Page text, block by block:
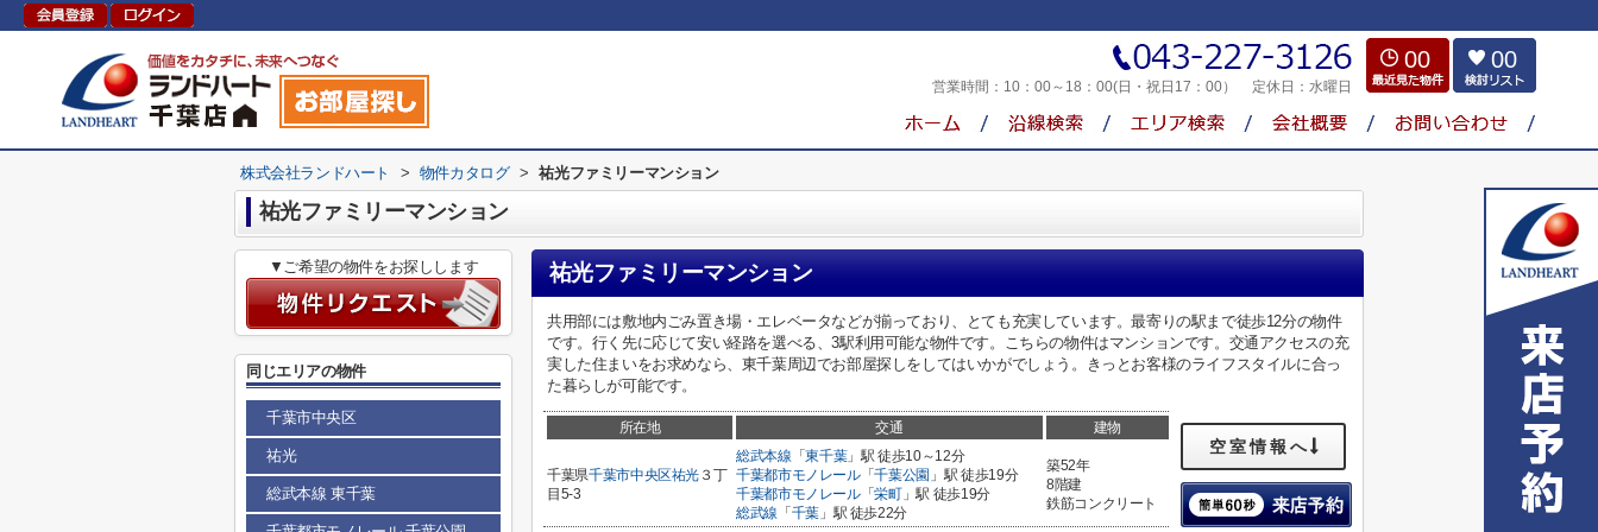
営業時間： 10：00～18：00(日・祝日17：00） 定休日： 水曜日
00 00
株式会社ランドハート > 物件カタログ > 祐光ファミリーマンション
祐光ファミリーマンション
祐光ファミリーマンション
共用部には敷地内ごみ置き場・エレベータなどが揃っており、とても充実しています。最寄りの駅まで徒歩12分の物件
です。行く先に応じて安い経路を選べる、3駅利用可能な物件です。こちらの物件はマンションです。交通アクセスの充
実した住まいをお求めなら、東千葉周辺でお部屋探しをしてはいかがでしょう。きっとお客様のライフスタイルに合っ
た暮らしが可能です。
所在地 交通 建物
千葉県千葉市中央区祐光 ３丁
目5-3
総武本線 「東千葉」駅 徒歩10～12分
千葉都市モノレール「千葉公園 」駅 徒歩19分
千葉都市モノレール「栄町」駅 徒歩19分
総武線 「 千葉」駅 徒歩22分
築52年
8階建
鉄筋コンクリート
空室情報へ
▼ご希望の物件をお探しします
同じエリアの物件
千葉市中央区
祐光
総武本線 東千葉